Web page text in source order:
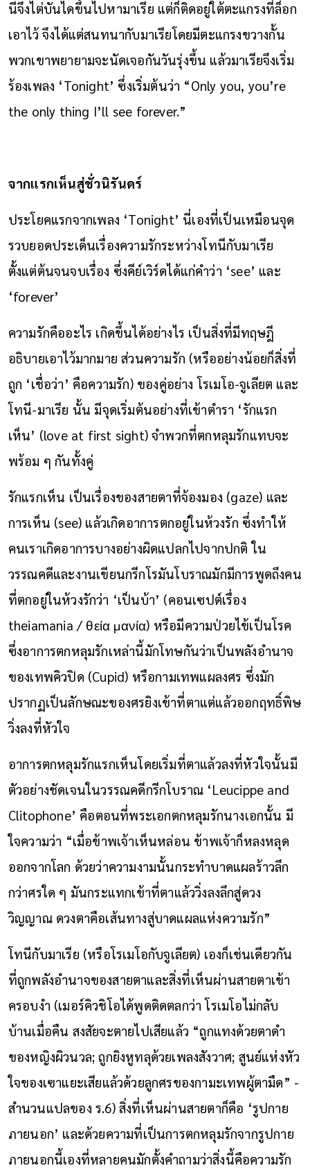
นีจึงไต่บันไดขึ้นไปหามาเรีย แต่ก็ติดอยู่ใต้ตะแกรงที่ล็อก
เอาไว้ จึงได้แต่สนทนากับมาเรียโดยมีตะแกรงขวางกั้น
พวกเขาพยายามจะนัดเจอกันวันรุ่งขึ้น แล้วมาเรียจึงเริ่ม
ร้องเพลง ‘Tonight’ ซึ่งเริ่มต้นว่า “Only you, you’re
the only thing I’ll see forever.”
จากแรกเห็นสู่ชั่วนิรันดร์
ประโยคแรกจากเพลง ‘Tonight’ นี่เองที่เป็นเหมือนจุด
รวบยอดประเด็นเรื่องความรักระหว่างโทนีกับมาเรีย
ตั้งแต่ต้นจนจบเรื่อง ซึ่งคีย์เวิร์ดได้แก่คำว่า ‘see’ และ
‘forever’
ความรักคืออะไร เกิดขึ้นได้อย่างไร เป็นสิ่งที่มีทฤษฎี
อธิบายเอาไว้มากมาย ส่วนความรัก (หรืออย่างน้อยก็สิ่งที่
ถูก ‘เชื่อว่า’ คือความรัก) ของคู่อย่าง โรเมโอ-จูเลียต และ
โทนี-มาเรีย นั้น มีจุดเริ่มต้นอย่างที่เข้าตำรา ‘รักแรก
เห็น’ (love at first sight) จำพวกที่ตกหลุมรักแทบจะ
พร้อม ๆ กันทั้งคู่
รักแรกเห็น เป็นเรื่องของสายตาที่จ้องมอง (gaze) และ
การเห็น (see) แล้วเกิดอาการตกอยู่ในห้วงรัก ซึ่งทำให้
คนเราเกิดอาการบางอย่างผิดแปลกไปจากปกติ ใน
วรรณคดีและงานเขียนกรีกโรมันโบราณมักมีการพูดถึงคน
ที่ตกอยู่ในห้วงรักว่า ‘เป็นบ้า’ (คอนเซปต์เรื่อง
theiamania / θεία μανία) หรือมีความป่วยไข้เป็นโรค
ซึ่งอาการตกหลุมรักเหล่านี้มักโทษกันว่าเป็นพลังอำนาจ
ของเทพคิวปิด (Cupid) หรือกามเทพแผลงศร ซึ่งมัก
ปรากฏเป็นลักษณะของศรยิงเข้าที่ตาแต่แล้วออกฤทธิ์พิษ
วิ่งลงที่หัวใจ
อาการตกหลุมรักแรกเห็นโดยเริ่มที่ตาแล้วลงที่หัวใจนั้นมี
ตัวอย่างชัดเจนในวรรณคดีกรีกโบราณ ‘Leucippe and
Clitophone’ คือตอนที่พระเอกตกหลุมรักนางเอกนั้น มี
ใจความว่า “เมื่อข้าพเจ้าเห็นหล่อน ข้าพเจ้าก็หลงหลุด
ออกจากโลก ด้วยว่าความงามนั้นกระทำบาดแผลร้าวลึก
กว่าศรใด ๆ มันกระแทกเข้าที่ตาแล้ววิ่งลงลึกสู่ดวง
วิญญาณ ดวงตาคือเส้นทางสู่บาดแผลแห่งความรัก”
โทนีกับมาเรีย (หรือโรเมโอกับจูเลียต) เองก็เช่นเดียวกัน
ที่ถูกพลังอำนาจของสายตาและสิ่งที่เห็นผ่านสายตาเข้า
ครอบงำ (เมอร์คิวชิโอได้พูดติดตลกว่า โรเมโอไม่กลับ
บ้านเมื่อคืน สงสัยจะตายไปเสียแล้ว “ถูกแทงด้วยตาดำ
ของหญิงผิวนวล; ถูกยิงหูทลุด้วยเพลงสังวาศ; สูนย์แห่งหัว
ใจของเฃาแยะเสียแล้วด้วยลูกศรของกามะเทพผู้ตามืด” -
สำนวนแปลของ ร.6) สิ่งที่เห็นผ่านสายตาก็คือ ‘รูปกาย
ภายนอก’ และด้วยความที่เป็นการตกหลุมรักจากรูปกาย
ภายนอกนี้เองที่หลายคนมักตั้งคำถามว่าสิ่งนี้คือความรัก